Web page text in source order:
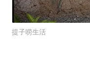
提子唠生活